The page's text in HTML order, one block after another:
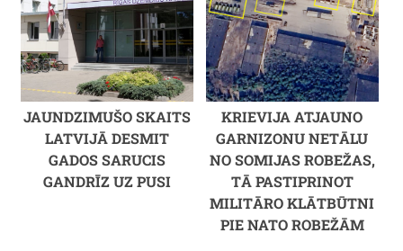
JAUNDZIMUŠO SKAITS
LATVIJĀ DESMIT
GADOS SARUCIS
GANDRĪZ UZ PUSI
KRIEVIJA ATJAUNO
GARNIZONU NETĀLU
NO SOMIJAS ROBEŽAS,
TĀ PASTIPRINOT
MILITĀRO KLĀTBŪTNI
PIE NATO ROBEŽĀM